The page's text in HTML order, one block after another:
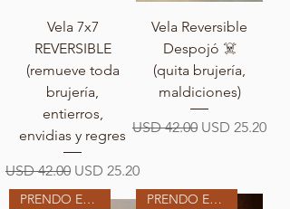
Vela 7x7
REVERSIBLE
(remueve toda
brujería,
entierros,
envidias y regres
Precio
USD 42.00 Precio de oferta
USD 25.20
Vela Reversible
Despojó ☠️
(quita brujería,
maldiciones)
Precio
USD 42.00 Precio de
USD 25.20
PRENDO EN MI ALTAR PRENDO EN MI ALTAR